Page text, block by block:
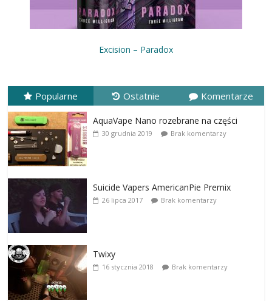
Excision – Paradox
Popularne Ostatnie Komentarze
AquaVape Nano rozebrane na części
30 grudnia 2019 Brak komentarzy
Suicide Vapers AmericanPie Premix
26 lipca 2017 Brak komentarzy
Twixy
16 stycznia 2018 Brak komentarzy